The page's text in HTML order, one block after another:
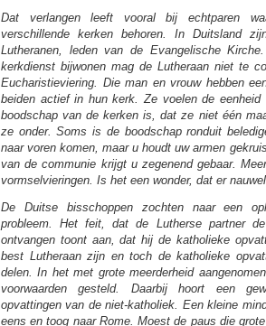
Dat verlangen leeft vooral bij echtparen
verschillende kerken behoren. In Duitsland
Lutheranen, leden van de Evangelische
kerkdienst bijwonen mag de Lutheraan niet te
Eucharistieviering. Die man en vrouw hebben
beiden actief in hun kerk. Ze voelen de
boodschap van de kerken is, dat ze niet één
ze onder. Soms is de boodschap ronduit
naar voren komen, maar u houdt uw armen
van de communie krijgt u zegenend gebaar.
vormselvieringen. Is het een wonder, dat er
De Duitse bisschoppen zochten naar een
probleem. Het feit, dat de Lutherse partner
ontvangen toont aan, dat hij de katholieke
best Lutheraan zijn en toch de katholieke
delen. In het met grote meerderheid
voorwaarden gesteld. Daarbij hoort een
opvattingen van de niet-katholiek. Een kleine
eens en toog naar Rome. Moest de paus die